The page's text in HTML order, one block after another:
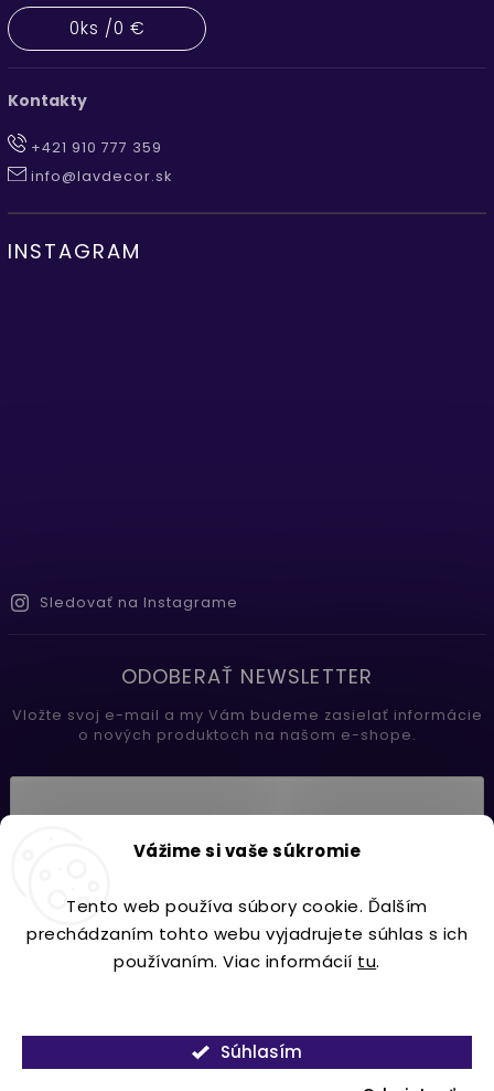
Vážime si vaše súkromie
Tento web používa súbory cookie. Ďalším
prechádzaním tohto webu vyjadrujete súhlas s ich
používaním. Viac informácií tu.
Súhlasím
0ks /0 €
Kontakty
+421 910 777 359
info@lavdecor.sk
INSTAGRAM
Sledovať na Instagrame
ODOBERAŤ NEWSLETTER
Vložte svoj e-mail a my Vám budeme zasielať informácie
o nových produktoch na našom e-shope.
Prihlásiť sa
Copyright 2026Lavdecor.sk. Všetky práva vyhradené.
VytvořilShoptet| DesignShoptak.cz.